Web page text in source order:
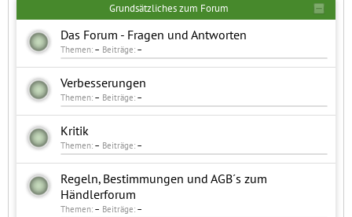
Grundsätzliches zum Forum
Das Forum - Fragen und Antworten
Themen: – Beiträge: –
Verbesserungen
Themen: – Beiträge: –
Kritik
Themen: – Beiträge: –
Regeln, Bestimmungen und AGB´s zum
Händlerforum
Themen: – Beiträge: –